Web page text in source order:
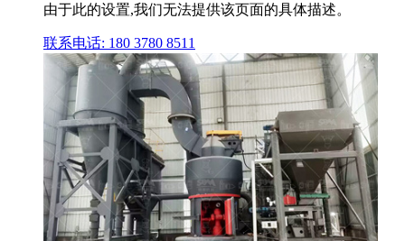
由于此的设置,我们无法提供该页面的具体描述。
联系电话: 180 3780 8511